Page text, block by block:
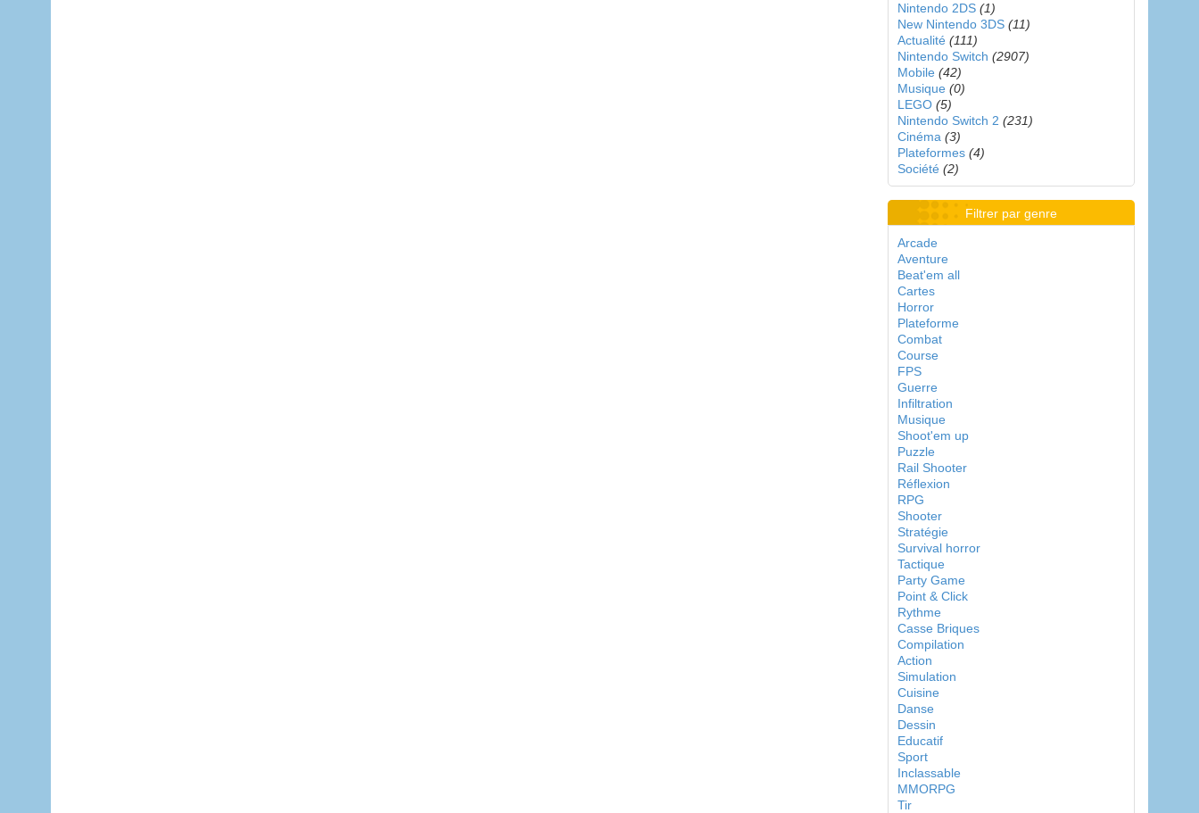
Nintendo 2DS (1)
New Nintendo 3DS (11)
Actualité (111)
Nintendo Switch (2907)
Mobile (42)
Musique (0)
LEGO (5)
Nintendo Switch 2 (231)
Cinéma (3)
Plateformes (4)
Société (2)
Filtrer par genre
Arcade
Aventure
Beat'em all
Cartes
Horror
Plateforme
Combat
Course
FPS
Guerre
Infiltration
Musique
Shoot'em up
Puzzle
Rail Shooter
Réflexion
RPG
Shooter
Stratégie
Survival horror
Tactique
Party Game
Point & Click
Rythme
Casse Briques
Compilation
Action
Simulation
Cuisine
Danse
Dessin
Educatif
Sport
Inclassable
MMORPG
Tir